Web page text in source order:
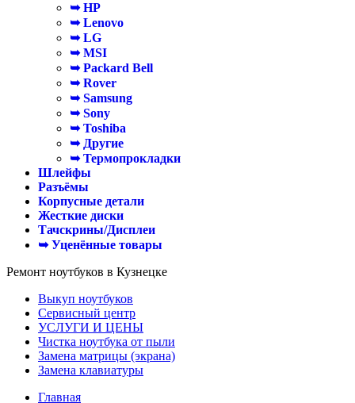
➥ HP
➥ Lenovo
➥ LG
➥ MSI
➥ Packard Bell
➥ Rover
➥ Samsung
➥ Sony
➥ Toshiba
➥ Другие
➥ Термопрокладки
Шлейфы
Разъёмы
Корпусные детали
Жесткие диски
Тачскрины/Дисплеи
➥ Уценённые товары
Ремонт ноутбуков в Кузнецке
Выкуп ноутбуков
Сервисный центр
УСЛУГИ И ЦЕНЫ
Чистка ноутбука от пыли
Замена матрицы (экрана)
Замена клавиатуры
Главная